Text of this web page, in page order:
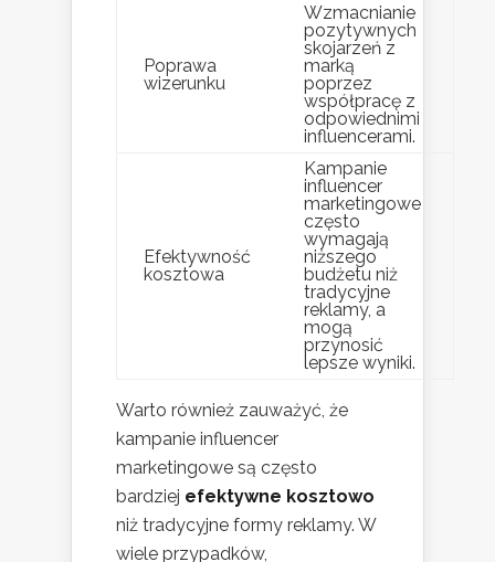
Poprawa
wizerunku
Wzmacnianie
pozytywnych
skojarzeń z
marką
poprzez
współpracę z
odpowiednimi
influencerami.
Efektywność
kosztowa
Kampanie
influencer
marketingowe
często
wymagają
niższego
budżetu niż
tradycyjne
reklamy, a
mogą
przynosić
lepsze wyniki.
Warto również zauważyć, że
kampanie influencer
marketingowe są często
bardziej efektywne kosztowo
niż tradycyjne formy reklamy. W
wiele przypadków,